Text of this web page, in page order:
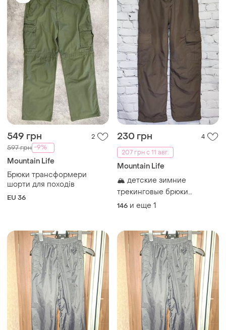
549 грн 2
597 грн -9%
Mountain Life
Брюки трансформери
шорти для походів
EU 36
230 грн
4
207 грн с 11 авг.
Mountain Life
​🏔️ детские зимние
трекинговые брюки
mountainlife kids
146 и еще 1